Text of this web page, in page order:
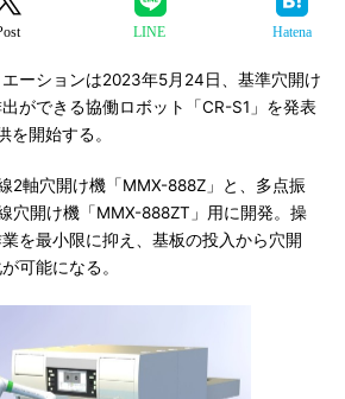
LINE Hatena
ーションは2023年5月24日、基準穴開け
ができる協働ロボット「CR-S1」を発表
を開始する。
2軸穴開け機「MMX-888Z」と、多点振
穴開け機「MMX-888ZT」用に開発。操
を最小限に抑え、基板の投入から穴開
可能になる。